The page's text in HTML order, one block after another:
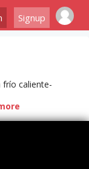
Signup
frío caliente-